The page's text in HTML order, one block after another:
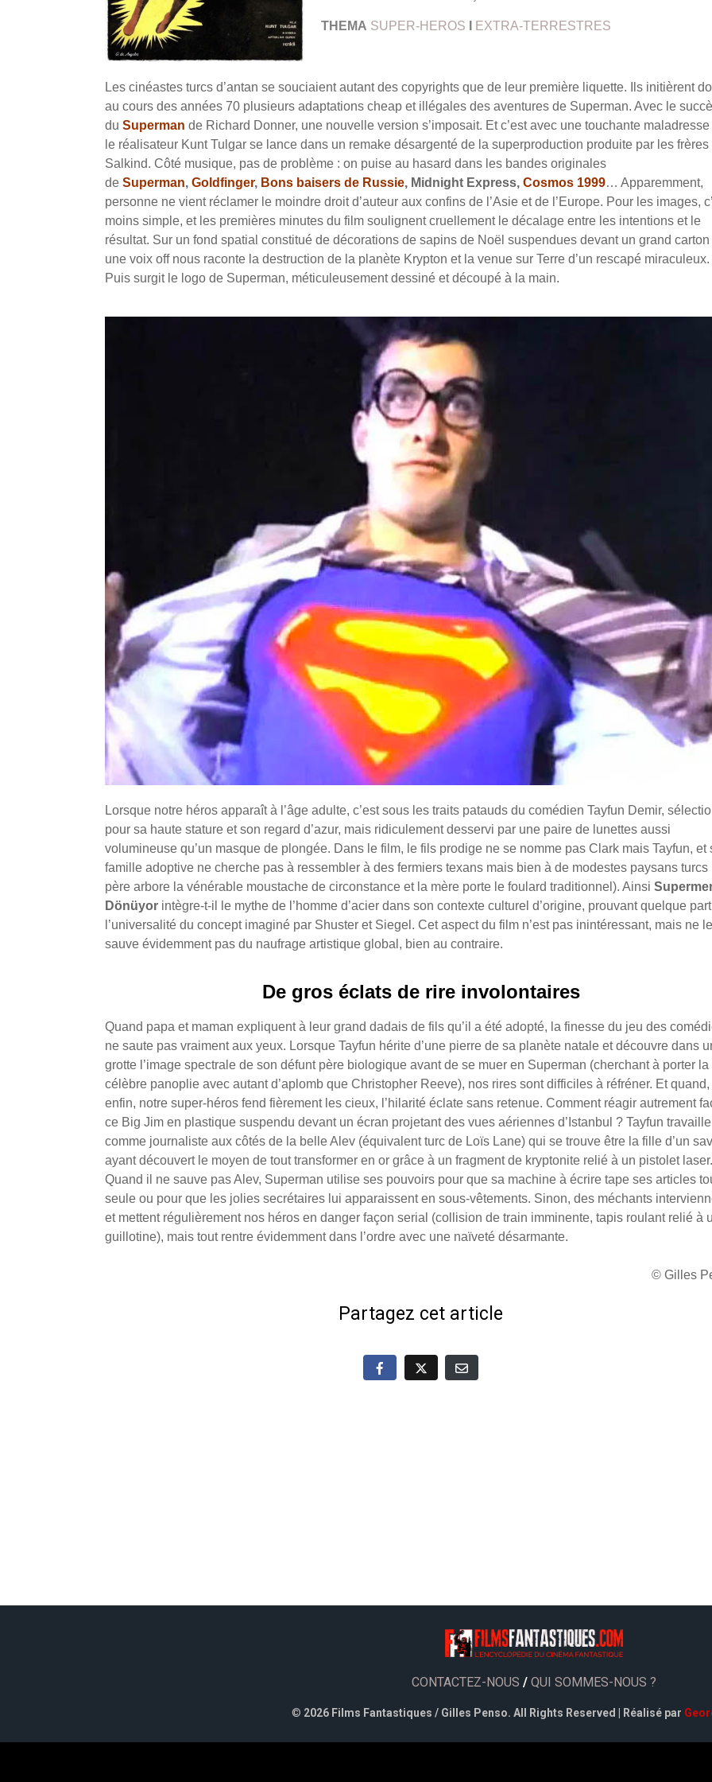
THEMA SUPER-HEROS EXTRA-TERRESTRES
Les cinéastes turcs d’antan se souciaient autant des copyrights que de leur première liquette. Ils initièrent
au cours des années 70 plusieurs adaptations cheap et illégales des aventures de Superman. Avec le
du Superman de Richard Donner, une nouvelle version s’imposait. Et c’est avec une touchante
le réalisateur Kunt Tulgar se lance dans un remake désargenté de la superproduction produite par les frères
Salkind. Côté musique, pas de problème : on puise au hasard dans les bandes originales
de Superman, Goldfinger, Bons baisers de Russie, Midnight Express, Cosmos 1999… Apparemment,
personne ne vient réclamer le moindre droit d’auteur aux confins de l’Asie et de l’Europe. Pour les images,
moins simple, et les premières minutes du film soulignent cruellement le décalage entre les intentions et le
résultat. Sur un fond spatial constitué de décorations de sapins de Noël suspendues devant un grand carton
une voix off nous raconte la destruction de la planète Krypton et la venue sur Terre d’un rescapé miraculeux.
Puis surgit le logo de Superman, méticuleusement dessiné et découpé à la main.
Lorsque notre héros apparaît à l’âge adulte, c’est sous les traits patauds du comédien Tayfun Demir,
pour sa haute stature et son regard d’azur, mais ridiculement desservi par une paire de lunettes aussi
volumineuse qu’un masque de plongée. Dans le film, le fils prodige ne se nomme pas Clark mais Tayfun, et
famille adoptive ne cherche pas à ressembler à des fermiers texans mais bien à de modestes paysans turcs
père arbore la vénérable moustache de circonstance et la mère porte le foulard traditionnel). Ainsi
Dönüyor intègre-t-il le mythe de l’homme d’acier dans son contexte culturel d’origine, prouvant quelque part
l’universalité du concept imaginé par Shuster et Siegel. Cet aspect du film n’est pas inintéressant, mais ne le
sauve évidemment pas du naufrage artistique global, bien au contraire.
De gros éclats de rire involontaires
Quand papa et maman expliquent à leur grand dadais de fils qu’il a été adopté, la finesse du jeu des
ne saute pas vraiment aux yeux. Lorsque Tayfun hérite d’une pierre de sa planète natale et découvre dans
grotte l’image spectrale de son défunt père biologique avant de se muer en Superman (cherchant à porter la
célèbre panoplie avec autant d’aplomb que Christopher Reeve), nos rires sont difficiles à réfréner. Et quand,
enfin, notre super-héros fend fièrement les cieux, l’hilarité éclate sans retenue. Comment réagir autrement
ce Big Jim en plastique suspendu devant un écran projetant des vues aériennes d’Istanbul ? Tayfun travaille
comme journaliste aux côtés de la belle Alev (équivalent turc de Loïs Lane) qui se trouve être la fille d’un
ayant découvert le moyen de tout transformer en or grâce à un fragment de kryptonite relié à un pistolet laser.
Quand il ne sauve pas Alev, Superman utilise ses pouvoirs pour que sa machine à écrire tape ses articles
seule ou pour que les jolies secrétaires lui apparaissent en sous-vêtements. Sinon, des méchants
et mettent régulièrement nos héros en danger façon serial (collision de train imminente, tapis roulant relié à
guillotine), mais tout rentre évidemment dans l’ordre avec une naïveté désarmante.
© Gilles
Partagez cet article
CONTACTEZ-NOUS / QUI SOMMES-NOUS ?
© 2026 Films Fantastiques / Gilles Penso. All Rights Reserved | Réalisé par